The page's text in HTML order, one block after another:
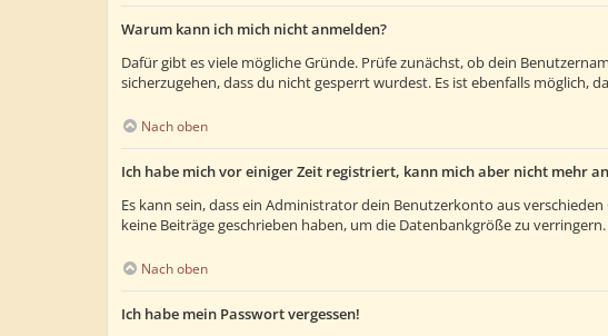
Warum kann ich mich nicht anmelden?
Dafür gibt es viele mögliche Gründe. Prüfe zunächst, ob dein
sicherzugehen, dass du nicht gesperrt wurdest. Es ist ebenfalls
Nach oben
Ich habe mich vor einiger Zeit registriert, kann mich aber nicht mehr
Es kann sein, dass ein Administrator dein Benutzerkonto aus
keine Beiträge geschrieben haben, um die Datenbankgröße zu
Nach oben
Ich habe mein Passwort vergessen!